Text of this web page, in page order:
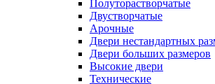
Полуторастворчатые
Двустворчатые
Арочные
Двери нестандартных
Двери больших размеров
Высокие двери
Технические